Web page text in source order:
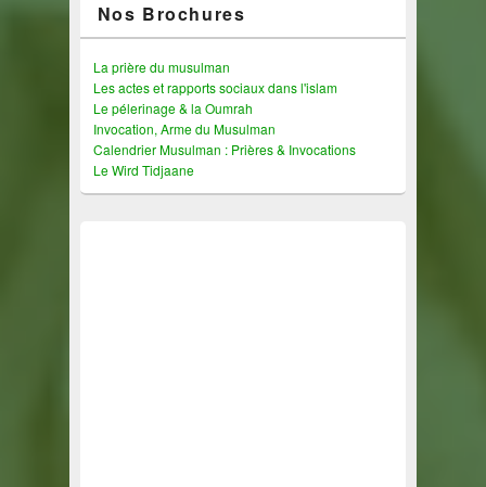
Nos Brochures
La prière du musulman
Les actes et rapports sociaux dans l'islam
Le pélerinage & la Oumrah
Invocation, Arme du Musulman
Calendrier Musulman : Prières & Invocations
Le Wird Tidjaane